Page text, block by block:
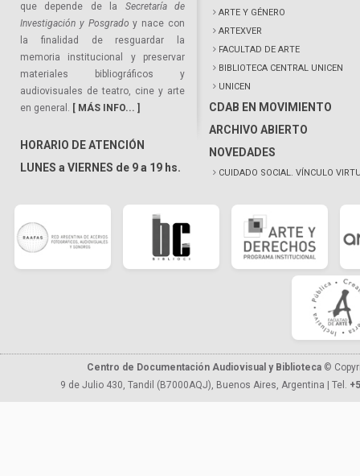
que depende de la Secretaría de
Investigación y Posgrado y nace con
la finalidad de resguardar la
memoria institucional y preservar
materiales bibliográficos y
audiovisuales de teatro, cine y arte
en general. [ MÁS INFO... ]
HORARIO DE ATENCIÓN
LUNES a VIERNES de 9 a 19 hs.
ARTE Y GÉNERO
ARTEXVER
FACULTAD DE ARTE
BIBLIOTECA CENTRAL UNICEN
UNICEN
CDAB EN MOVIMIENTO
ARCHIVO ABIERTO
NOVEDADES
CUIDADO SOCIAL. VÍNCULO
Centro de Documentación Audiovisual y Biblioteca ©
9 de Julio 430, Tandil (B7000AQJ), Buenos Aires, Argentina | Tel.